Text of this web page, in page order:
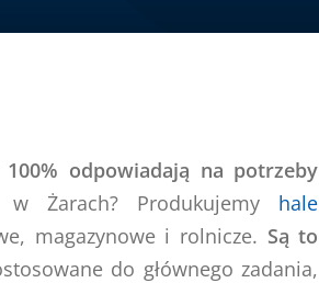
odpowiadają na potrzeby
w Żarach? Produkujemy hale
magazynowe i rolnicze. Są to
do głównego zadania,